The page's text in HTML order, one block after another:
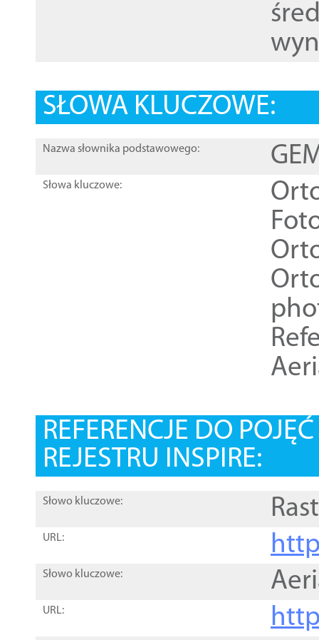
SŁOWA KLUCZOWE:
Nazwa słownika podstawowego:
Słowa kluczowe:
REFERENCJE DO
REJESTRU INSPIRE:
Słowo kluczowe:
URL:
Słowo kluczowe:
URL: